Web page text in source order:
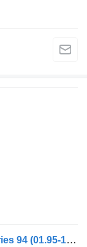
Cilindru principal de frână Bosch 4-series 94 (01.95-12.04) 0486200008 pentru cap tractor Scania 4-series (1995-2006)